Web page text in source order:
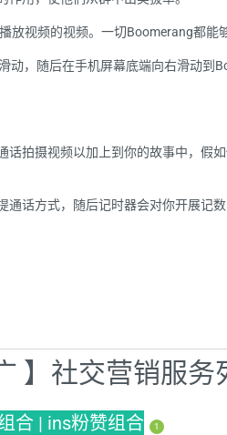
放视频的视频。一切Boomerang都能
动，随后在手机屏幕底端向右滑动到
话拍摄视频以加上到 你的故事中，假如
通话方式，随后记时器会对你开展记
】社交营销服务
合 | ins粉赞组合 1